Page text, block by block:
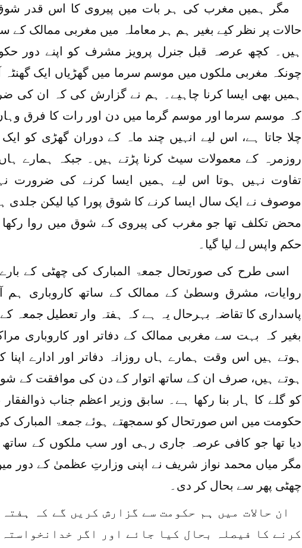
مگر ہمیں مغرب کی ہر بات میں پیروی کا اس قدر
حالات پر نظر کیے بغیر ہم ہر معاملہ میں مغربی ممالک کے
ہیں۔ کچھ عرصہ قبل جنرل پرویز مشرف کو اپنے دور
چونکہ مغربی ملکوں میں موسم سرما میں گھڑیاں ایک
ہمیں بھی ایسا کرنا چاہیے۔ ہم نے گزارش کی کہ ان کی
کہ موسم سرما اور موسم گرما میں دن اور رات کا فرق وہاں
چلا جاتا ہے، اس لیے انہیں چند ماہ کے دوران گھڑی کو ایک
روزمرہ کے معمولات سیٹ کرنا پڑتے ہیں۔ جبکہ ہمارے ہاں
تفاوت نہیں ہوتا اس لیے ہمیں ایسا کرنے کی ضرورت
موصوف نے ایک سال ایسا کرنے کا شوق پورا کیا لیکن جلدی ہی
محض تکلف تھا جو مغرب کی پیروی کے شوق میں روا رکھا
حکم واپس لے لیا گیا۔
اسی طرح کی صورتحال جمعۃ المبارک کی چھٹی کے
روایات، مشرق وسطیٰ کے ممالک کے ساتھ کاروباری ہم
پاسداری کا تقاضہ بہرحال یہ ہے کہ ہفتہ وار تعطیل جمعہ
بغیر کہ بہت سے مغربی ممالک کے دفاتر اور
ہوتے ہیں اس وقت ہمارے ہاں روزانہ دفاتر اور ادارے
ہوتے ہیں، صرف ان کے ساتھ اتوار کے دن کی موافقت کے
کو گلے کا ہار بنا رکھا ہے۔ سابق وزیر اعظم جناب ذوالفقار
حکومت میں اس صورتحال کو سمجھتے ہوئے جمعۃ المبارک کی
دیا تھا جو کافی عرصہ جاری رہی اور سب ملکوں کے ساتھ
مگر میاں محمد نواز شریف نے اپنی وزارتِ عظمیٰ کے دور
چھٹی پھر سے بحال کر دی۔
ان حالات میں ہم حکومت سے گزارش کریں گے کہ
کرنے کا فیصلہ بحال کیا جائے اور اگر